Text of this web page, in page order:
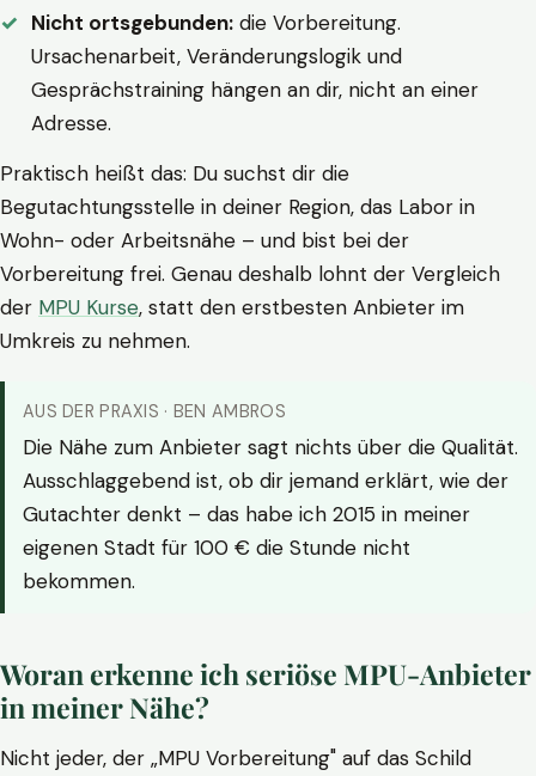
Nicht ortsgebunden: die Vorbereitung.
Ursachenarbeit, Veränderungslogik und
Gesprächstraining hängen an dir, nicht an einer
Adresse.
Praktisch heißt das: Du suchst dir die
Begutachtungsstelle in deiner Region, das Labor in
Wohn- oder Arbeitsnähe – und bist bei der
Vorbereitung frei. Genau deshalb lohnt der Vergleich
der MPU Kurse, statt den erstbesten Anbieter im
Umkreis zu nehmen.
AUS DER PRAXIS · BEN AMBROS
Die Nähe zum Anbieter sagt nichts über die Qualität.
Ausschlaggebend ist, ob dir jemand erklärt, wie der
Gutachter denkt – das habe ich 2015 in meiner
eigenen Stadt für 100 € die Stunde nicht
bekommen.
Woran erkenne ich seriöse MPU-Anbieter
in meiner Nähe?
Nicht jeder, der „MPU Vorbereitung" auf das Schild